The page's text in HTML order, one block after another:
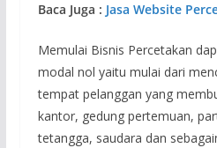
Baca Juga : Jasa Website
Memulai Bisnis Percetakan
modal nol yaitu mulai dari
tempat pelanggan yang
kantor, gedung pertemuan,
tetangga, saudara dan